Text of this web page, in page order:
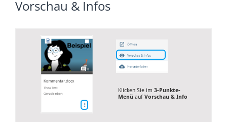
Vorschau & Infos